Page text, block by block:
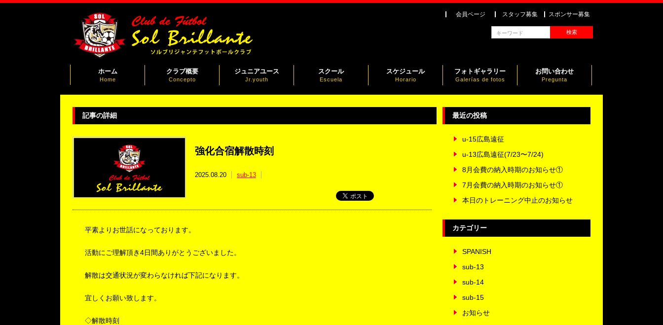
会員ページ スタッフ募集 スポンサー募集
ホーム
Home
クラブ概要
Concepto
ジュニアユース
Jr.youth
スクール
Escuela
スケジュール
Horario
フォトギャラリー
Galerías de fotos
お問い合わせ
Pregunta
記事の詳細
強化合宿解散時刻
2025.08.20 sub-13
平素よりお世話になっております。
活動にご理解頂き4日間ありがとうございました。
解散は交通状況が変わらなければ下記になります。
宜しくお願い致します。
◇解散時刻
最近の投稿
u-15広島遠征
u-13広島遠征(7/23〜7/24)
8月会費の納入時期のお知らせ①
7月会費の納入時期のお知らせ①
本日のトレーニング中止のお知らせ
カテゴリー
SPANISH
sub-13
sub-14
sub-15
お知らせ